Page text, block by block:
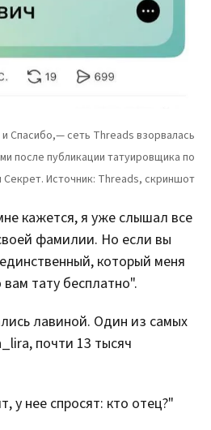
кажется, я уже слышал все
фамилии. Но если вы
который меня
тату бесплатно".
лавиной. Один из самых
почти 13 тысяч
у нее спросят: кто отец?"